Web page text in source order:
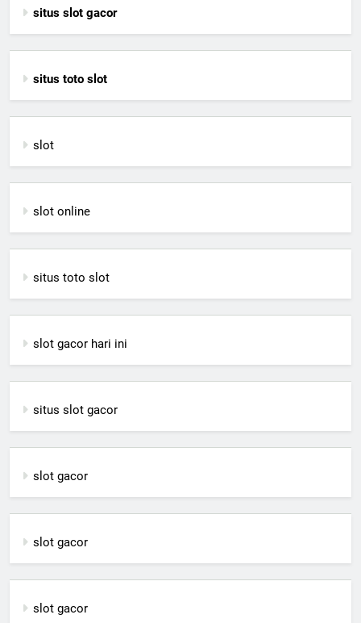
situs slot gacor
situs toto slot
slot
slot online
situs toto slot
slot gacor hari ini
situs slot gacor
slot gacor
slot gacor
slot gacor